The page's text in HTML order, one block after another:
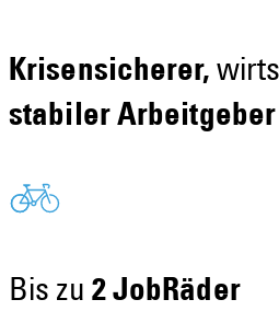
Krisensicherer,
stabiler Arbeitgeber
Bis zu 2 JobRäder